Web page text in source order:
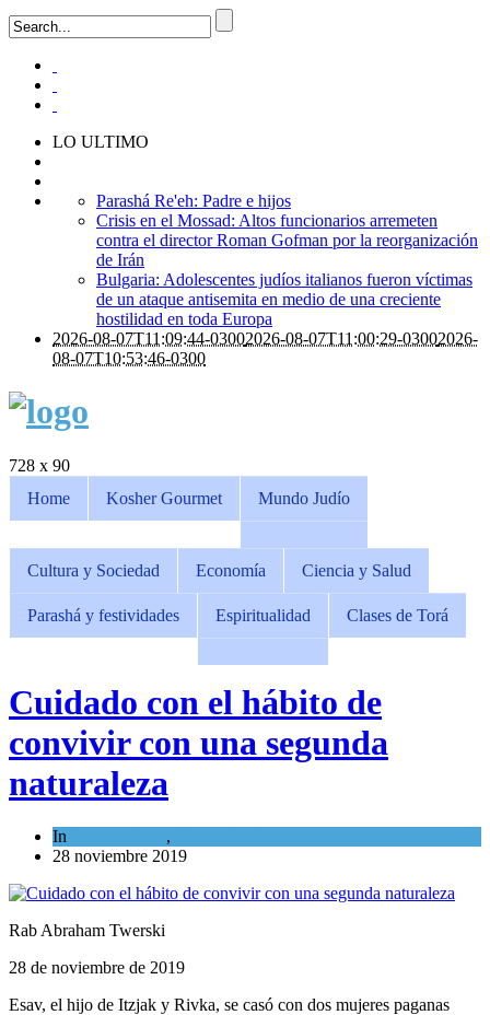
LO ULTIMO
Parashá Re'eh: Padre e hijos
Crisis en el Mossad: Altos funcionarios arremeten
contra el director Roman Gofman por la reorganización
de Irán
Bulgaria: Adolescentes judíos italianos fueron víctimas
de un ataque antisemita en medio de una creciente
hostilidad en toda Europa
2026-08-07T11:09:44-03002026-08-07T11:00:29-03002026-
08-07T10:53:46-0300
728 x 90
Home
Kosher Gourmet Mundo Judío
Cultura y Sociedad Economía Ciencia y Salud
Parashá y festividades Espiritualidad Clases de Torá
Cuidado con el hábito de
convivir con una segunda
naturaleza
In ,
28 noviembre 2019
Rab Abraham Twerski
28 de noviembre de 2019
Esav, el hijo de Itzjak y Rivka, se casó con dos mujeres paganas